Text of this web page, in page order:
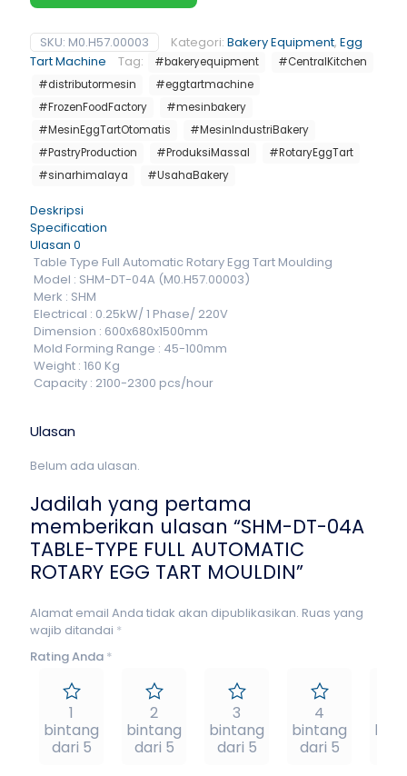
SKU: M0.H57.00003 Kategori: Bakery Equipment, Egg
Tart Machine
Tag: #bakeryequipment
#CentralKitchen
#distributormesin
#eggtartmachine
#FrozenFoodFactory
#mesinbakery
#MesinEggTartOtomatis
#MesinIndustriBakery
#PastryProduction
#ProduksiMassal
#RotaryEggTart
#sinarhimalaya
#UsahaBakery
Deskripsi
Specification
Ulasan 0
Table Type Full Automatic Rotary Egg Tart Moulding
Model : SHM-DT-04A (M0.H57.00003)
Merk : SHM
Electrical : 0.25kW/ 1 Phase/ 220V
Dimension : 600x680x1500mm
Mold Forming Range : 45-100mm
Weight : 160 Kg
Capacity : 2100-2300 pcs/hour
Ulasan
Belum ada ulasan.
Jadilah yang pertama
memberikan ulasan “SHM-DT-04A
TABLE-TYPE FULL AUTOMATIC
ROTARY EGG TART MOULDIN”
Alamat email Anda tidak akan dipublikasikan. Ruas yang
wajib ditandai *
Rating Anda *
1
bintang
dari 5
2
bintang
dari 5
3
bintang
dari 5
4
bintang
dari 5